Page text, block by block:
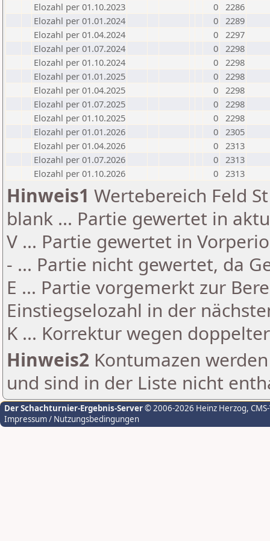
Elozahl per 01.10.2023
0 2286
Elozahl per 01.01.2024
0 2289
Elozahl per 01.04.2024
0 2297
Elozahl per 01.07.2024
0 2298
Elozahl per 01.10.2024
0 2298
Elozahl per 01.01.2025
0 2298
Elozahl per 01.04.2025
0 2298
Elozahl per 01.07.2025
0 2298
Elozahl per 01.10.2025
0 2298
Elozahl per 01.01.2026
0 2305
Elozahl per 01.04.2026
0 2313
Elozahl per 01.07.2026
0 2313
Elozahl per 01.10.2026
0 2313
Hinweis1 Wertebereich Feld
blank ... Partie gewertet in
V ... Partie gewertet in
- ... Partie nicht gewertet, da
E ... Partie vorgemerkt zur
Einstiegselozahl in der
K ... Korrektur wegen
Hinweis2 Kontumazen
und sind in der Liste nicht
Der Schachturnier-Ergebnis-Server© 2006-2026 Heinz Herzog,
Impressum / Nutzungsbedingungen